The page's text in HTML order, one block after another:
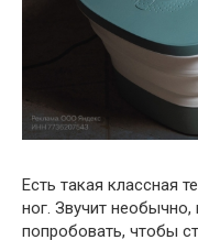
Есть такая классная
ног. Звучит необычно,
попробовать, чтобы